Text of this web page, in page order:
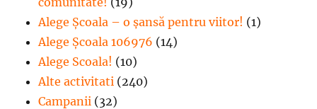
Alege Şcoala – o şansă pentru viitor! (1)
Alege Școala 106976 (14)
Alege Scoala! (10)
Alte activitati (240)
Campanii (32)